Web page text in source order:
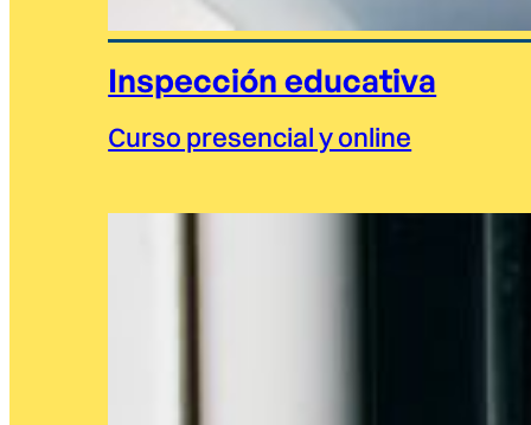
Inspección educativa
Curso presencial y online